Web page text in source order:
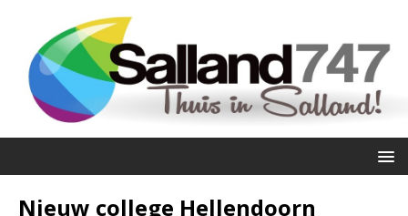
Nieuw college Hellendoorn